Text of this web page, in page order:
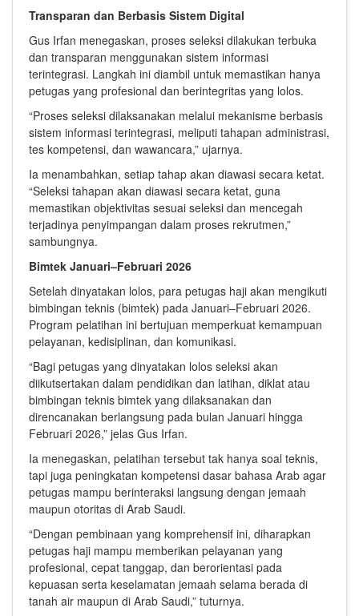
Transparan dan Berbasis Sistem Digital
Gus Irfan menegaskan, proses seleksi dilakukan terbuka
dan transparan menggunakan sistem informasi
terintegrasi. Langkah ini diambil untuk memastikan hanya
petugas yang profesional dan berintegritas yang lolos.
“Proses seleksi dilaksanakan melalui mekanisme berbasis
sistem informasi terintegrasi, meliputi tahapan administrasi,
tes kompetensi, dan wawancara,” ujarnya.
Ia menambahkan, setiap tahap akan diawasi secara ketat.
“Seleksi tahapan akan diawasi secara ketat, guna
memastikan objektivitas sesuai seleksi dan mencegah
terjadinya penyimpangan dalam proses rekrutmen,”
sambungnya.
Bimtek Januari–Februari 2026
Setelah dinyatakan lolos, para petugas haji akan mengikuti
bimbingan teknis (bimtek) pada Januari–Februari 2026.
Program pelatihan ini bertujuan memperkuat kemampuan
pelayanan, kedisiplinan, dan komunikasi.
“Bagi petugas yang dinyatakan lolos seleksi akan
diikutsertakan dalam pendidikan dan latihan, diklat atau
bimbingan teknis bimtek yang dilaksanakan dan
direncanakan berlangsung pada bulan Januari hingga
Februari 2026,” jelas Gus Irfan.
Ia menegaskan, pelatihan tersebut tak hanya soal teknis,
tapi juga peningkatan kompetensi dasar bahasa Arab agar
petugas mampu berinteraksi langsung dengan jemaah
maupun otoritas di Arab Saudi.
“Dengan pembinaan yang komprehensif ini, diharapkan
petugas haji mampu memberikan pelayanan yang
profesional, cepat tanggap, dan berorientasi pada
kepuasan serta keselamatan jemaah selama berada di
tanah air maupun di Arab Saudi,” tuturnya.